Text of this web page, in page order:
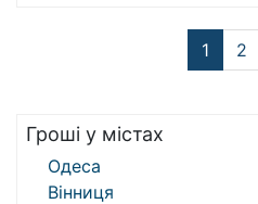
1 2
Гроші у містах
Одеса
Вінниця